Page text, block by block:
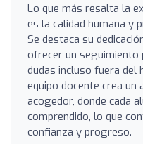
Lo que más resalta la
es la calidad humana y
Se destaca su
ofrecer un seguimiento
dudas incluso fuera del
equipo docente crea
acogedor, donde cada
comprendido, lo que
confianza y progreso.